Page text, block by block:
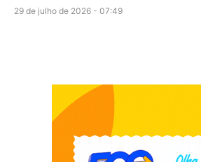
29 de julho de 2026 - 07:49